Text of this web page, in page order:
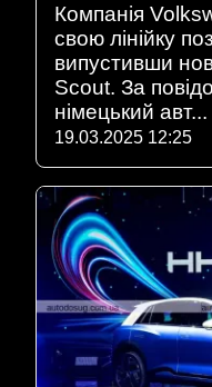
Компанія
свою лінійку
випустивши
Scout. За
німецький авт...
19.03.2025 12:25